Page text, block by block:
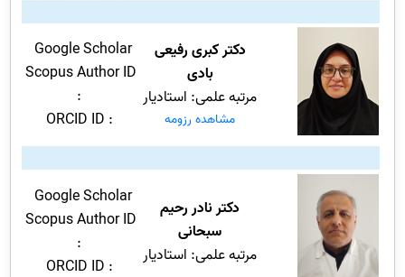
دکتر کبری رفیعی
بادی
مرتبه علمی: استادیار
مشاهده رزومه
Google Scholar
Scopus Author ID
:
ORCID ID :
دکتر نادر رحیم
سبحانی
مرتبه علمی: استادیار
Google Scholar
Scopus Author ID
:
ORCID ID :